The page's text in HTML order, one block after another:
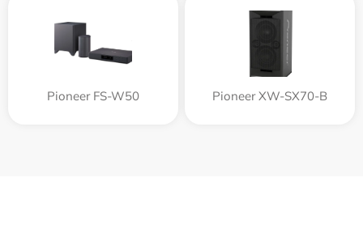
Pioneer FS-W50 Pioneer XW-SX70-B